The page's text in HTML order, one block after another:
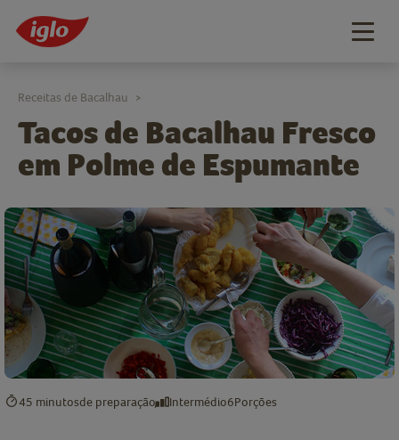
Tacos de Bacalhau Fresco
em Polme de Espumante
Receitas de Bacalhau >
45 minutosde preparação Intermédio6Porções